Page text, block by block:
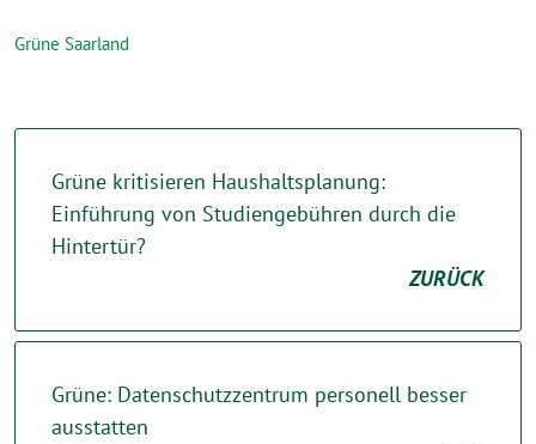
Grüne Saarland
Grüne kritisieren Haushaltsplanung:
Einführung von Studiengebühren durch die
Hintertür?
ZURÜCK
Grüne: Datenschutzzentrum personell besser
ausstatten